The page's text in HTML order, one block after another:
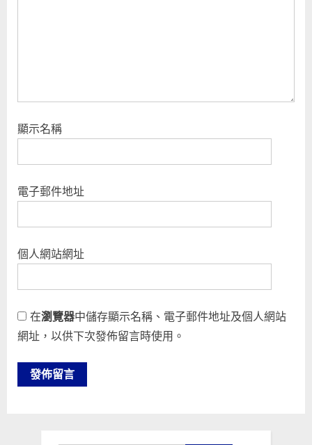
顯示名稱
電子郵件地址
個人網站網址
在瀏覽器中儲存顯示名稱、電子郵件地址及個人網站
網址，以供下次發佈留言時使用。